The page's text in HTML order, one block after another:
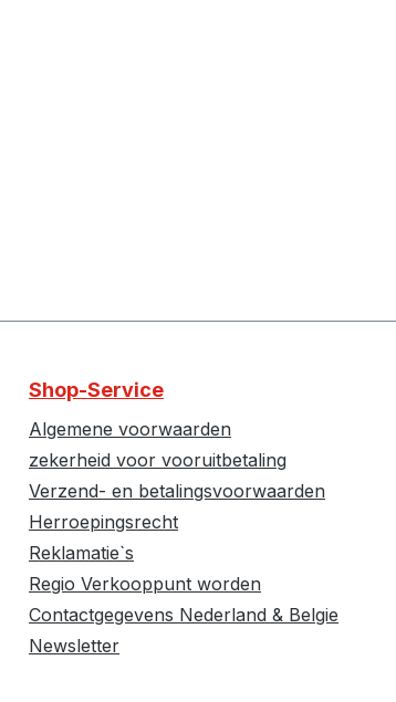
Shop-Service
Algemene voorwaarden
zekerheid voor vooruitbetaling
Verzend- en betalingsvoorwaarden
Herroepingsrecht
Reklamatie`s
Regio Verkooppunt worden
Contactgegevens Nederland & Belgie
Newsletter